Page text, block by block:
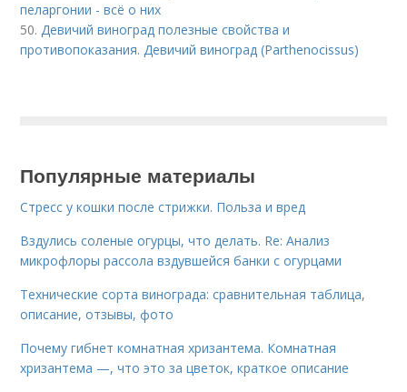
пеларгонии - всё о них
50.Девичий виноград полезные свойства и
противопоказания. Девичий виноград (Parthenocissus)
Популярные материалы
Стресс у кошки после стрижки. Польза и вред
Вздулись соленые огурцы, что делать. Re: Анализ
микрофлоры рассола вздувшейся банки с огурцами
Технические сорта винограда: сравнительная таблица,
описание, отзывы, фото
Почему гибнет комнатная хризантема. Комнатная
хризантема —, что это за цветок, краткое описание